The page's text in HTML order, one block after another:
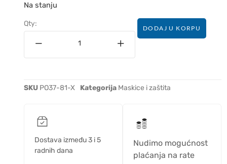
Na stanju
Qty:
DODAJ U KORPU
SKU PO37-81-X Kategorija Maskice i zaštita
Dostava između 3 i 5
radnih dana
Nudimo mogućnost
plaćanja na rate